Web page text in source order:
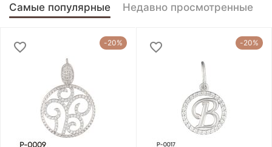
Самые популярные Недавно просмотренные
-20% -20%